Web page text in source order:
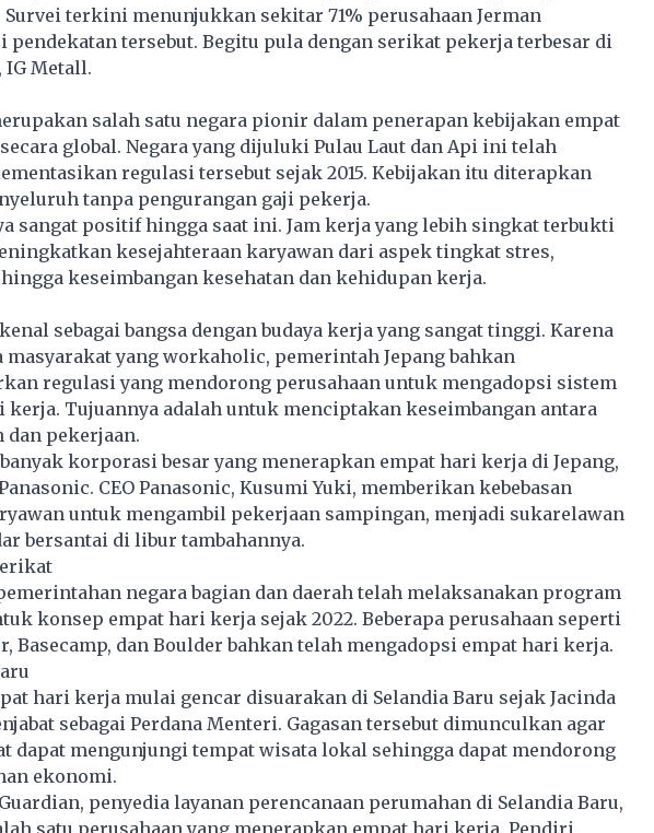
Survei terkini menunjukkan sekitar 71% perusahaan Jerman
pendekatan tersebut. Begitu pula dengan serikat pekerja terbesar di
IG Metall.
salah satu negara pionir dalam penerapan kebijakan empat
global. Negara yang dijuluki Pulau Laut dan Api ini telah
regulasi tersebut sejak 2015. Kebijakan itu diterapkan
tanpa pengurangan gaji pekerja.
sangat positif hingga saat ini. Jam kerja yang lebih singkat terbukti
kesejahteraan karyawan dari aspek tingkat stres,
keseimbangan kesehatan dan kehidupan kerja.
sebagai bangsa dengan budaya kerja yang sangat tinggi. Karena
masyarakat yang workaholic, pemerintah Jepang bahkan
regulasi yang mendorong perusahaan untuk mengadopsi sistem
kerja. Tujuannya adalah untuk menciptakan keseimbangan antara
dan pekerjaan.
korporasi besar yang menerapkan empat hari kerja di Jepang,
CEO Panasonic, Kusumi Yuki, memberikan kebebasan
untuk mengambil pekerjaan sampingan, menjadi sukarelawan
bersantai di libur tambahannya.
negara bagian dan daerah telah melaksanakan program
konsep empat hari kerja sejak 2022. Beberapa perusahaan seperti
Basecamp, dan Boulder bahkan telah mengadopsi empat hari kerja.
hari kerja mulai gencar disuarakan di Selandia Baru sejak Jacinda
sebagai Perdana Menteri. Gagasan tersebut dimunculkan agar
dapat mengunjungi tempat wisata lokal sehingga dapat mendorong
ekonomi.
penyedia layanan perencanaan perumahan di Selandia Baru,